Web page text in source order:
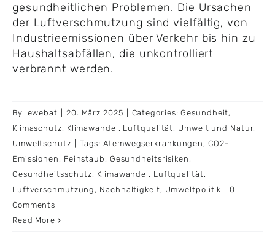
gesundheitlichen Problemen. Die Ursachen
der Luftverschmutzung sind vielfältig, von
Industrieemissionen über Verkehr bis hin zu
Haushaltsabfällen, die unkontrolliert
verbrannt werden.
By lewebat 20. März 2025 Categories:Gesundheit,
Klimaschutz, Klimawandel , Luftqualität, Umwelt und Natur,
Umweltschutz
Tags:Atemwegserkrankungen , CO2-
Emissionen , Feinstaub , Gesundheitsrisiken ,
Gesundheitsschutz, Klimawandel , Luftqualität,
Luftverschmutzung , Nachhaltigkeit, Umweltpolitik
0
Comments
Read More